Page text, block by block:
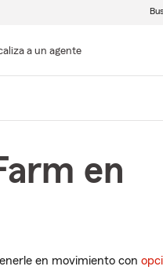
a un agente
en
en movimiento con